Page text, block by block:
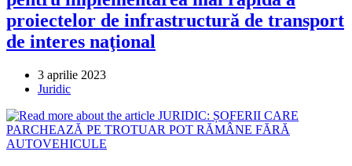
proiectelor de infrastructură de transport
de interes naţional
Post
published:
3 aprilie 2023
Post
Juridic